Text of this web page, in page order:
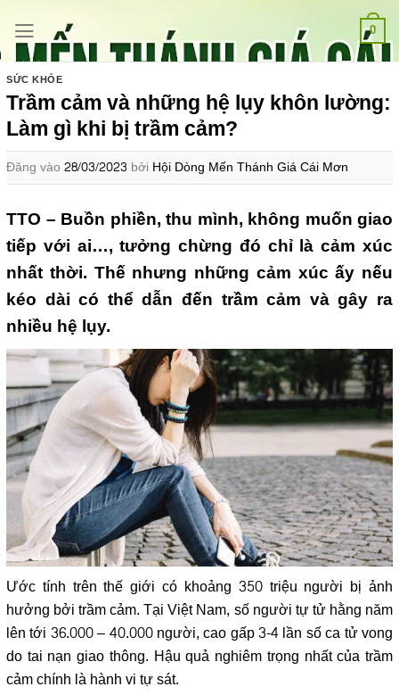
qua
nội
dung
0
SỨC KHỎE
Trầm cảm và những hệ lụy khôn lường:
Làm gì khi bị trầm cảm?
Đăng vào 28/03/2023 bởi Hội Dòng Mến Thánh Giá Cái Mơn
TTO – Buồn phiền, thu mình, không muốn giao
tiếp với ai…, tưởng chừng đó chỉ là cảm xúc
nhất thời. Thế nhưng những cảm xúc ấy nếu
kéo dài có thể dẫn đến trầm cảm và gây ra
nhiều hệ lụy.
Ước tính trên thế giới có khoảng 350 triệu người bị ảnh
hưởng bởi trầm cảm. Tại Việt Nam, số người tự tử hằng năm
lên tới 36.000 – 40.000 người, cao gấp 3-4 lần số ca tử vong
do tai nạn giao thông. Hậu quả nghiêm trọng nhất của trầm
cảm chính là hành vi tự sát.